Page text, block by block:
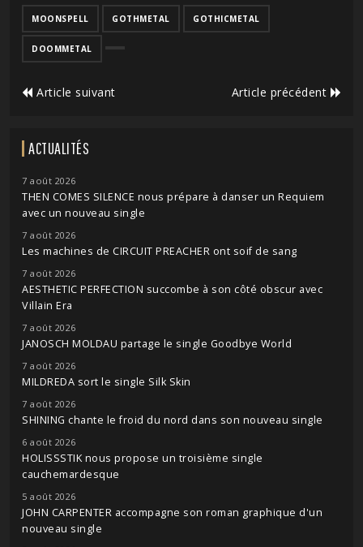
MOONSPELL GOTHMETAL GOTHICMETAL
DOOMMETAL
Article suivant Article précédent
ACTUALITÉS
7 août 2026
THEN COMES SILENCE nous prépare à danser un Requiem
avec un nouveau single
7 août 2026
Les machines de CIRCUIT PREACHER ont soif de sang
7 août 2026
AESTHETIC PERFECTION succombe à son côté obscur avec
Villain Era
7 août 2026
JANOSCH MOLDAU partage le single Goodbye World
7 août 2026
MILDREDA sort le single Silk Skin
7 août 2026
SHINING chante le froid du nord dans son nouveau single
6 août 2026
HOLISSSTIK nous propose un troisième single
cauchemardesque
5 août 2026
JOHN CARPENTER accompagne son roman graphique d'un
nouveau single